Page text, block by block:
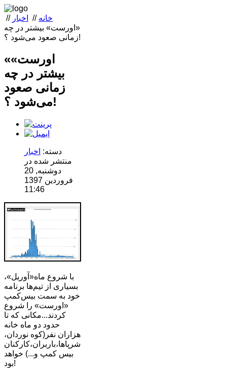
خانه // اخبار //
«اورست» بیشتر در چه
زمانی صعود می‌شود ؟!
«اورست»
بیشتر در چه
زمانی صعود
می‌شود ؟!
دسته: اخبار
منتشر شده در
دوشنبه, 20
فروردين 1397
11:46
با شروع ماه«آوریل»،
بسیاری از تیم‌ها برنامه
خود به سمت بیس‌کمپ
«اورست» را شروع
کردند...مکانی که تا
حدود دو ماه خانه
هزاران نفر(کوه نوردان،
شرپاها،باربران،کارکنان
بیس کمپ و...) خواهد
بود!